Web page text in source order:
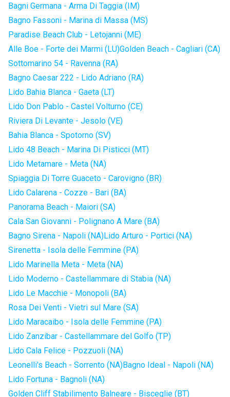
Bagni Germana - Arma Di Taggia (IM)
Bagno Fassoni - Marina di Massa (MS)
Paradise Beach Club - Letojanni (ME)
Alle Boe - Forte dei Marmi (LU)Golden Beach - Cagliari (CA)
Sottomarino 54 - Ravenna (RA)
Bagno Caesar 222 - Lido Adriano (RA)
Lido Bahia Blanca - Gaeta (LT)
Lido Don Pablo - Castel Volturno (CE)
Riviera Di Levante - Jesolo (VE)
Bahia Blanca - Spotorno (SV)
Lido 48 Beach - Marina Di Pisticci (MT)
Lido Metamare - Meta (NA)
Spiaggia Di Torre Guaceto - Carovigno (BR)
Lido Calarena - Cozze - Bari (BA)
Panorama Beach - Maiori (SA)
Cala San Giovanni - Polignano A Mare (BA)
Bagno Sirena - Napoli (NA)Lido Arturo - Portici (NA)
Sirenetta - Isola delle Femmine (PA)
Lido Marinella Meta - Meta (NA)
Lido Moderno - Castellammare di Stabia (NA)
Lido Le Macchie - Monopoli (BA)
Rosa Dei Venti - Vietri sul Mare (SA)
Lido Maracaibo - Isola delle Femmine (PA)
Lido Zanzibar - Castellammare del Golfo (TP)
Lido Cala Felice - Pozzuoli (NA)
Leonelli's Beach - Sorrento (NA)Bagno Ideal - Napoli (NA)
Lido Fortuna - Bagnoli (NA)
Golden Cliff Stabilimento Balneare - Bisceglie (BT)